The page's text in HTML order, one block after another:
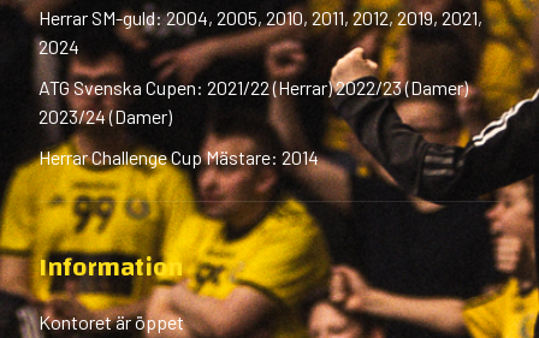
Herrar SM-guld: 2004, 2005, 2010, 2011, 2012, 2019, 2021,
2024
ATG Svenska Cupen: 2021/22 (Herrar) 2022/23 (Damer)
2023/24 (Damer)
Herrar Challenge Cup Mästare: 2014
Information
Kontoret är öppet